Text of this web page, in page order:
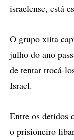
israelense, está
O grupo xiita
julho do ano
de tentar trocá-
Israel.
Entre os detidos
o prisioneiro